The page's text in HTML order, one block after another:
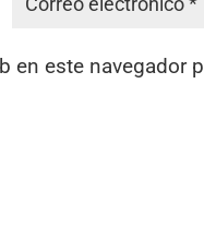
en este navegador